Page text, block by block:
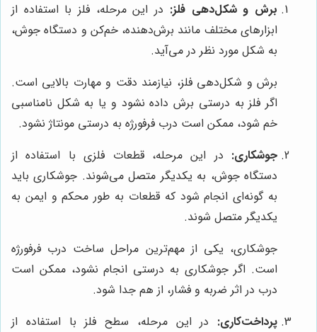
برش و شکل‌دهی فلز: در این مرحله، فلز با استفاده از
ابزارهای مختلف مانند برش‌دهنده، خم‌کن و دستگاه جوش،
به شکل مورد نظر در می‌آید.
برش و شکل‌دهی فلز، نیازمند دقت و مهارت بالایی است.
اگر فلز به درستی برش داده نشود و یا به شکل نامناسبی
خم شود، ممکن است درب فرفورژه به درستی مونتاژ نشود.
جوشکاری: در این مرحله، قطعات فلزی با استفاده از
دستگاه جوش، به یکدیگر متصل می‌شوند. جوشکاری باید
به گونه‌ای انجام شود که قطعات به طور محکم و ایمن به
یکدیگر متصل شوند.
جوشکاری، یکی از مهم‌ترین مراحل ساخت درب فرفورژه
است. اگر جوشکاری به درستی انجام نشود، ممکن است
درب در اثر ضربه و فشار، از هم جدا شود.
پرداخت‌کاری: در این مرحله، سطح فلز با استفاده از